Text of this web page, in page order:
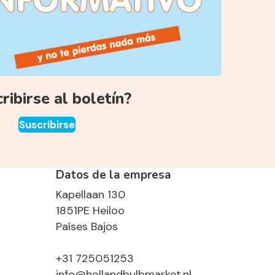
al boletín?
Suscribirse
Datos de la empresa
Kapellaan 130
1851PE Heiloo
Países Bajos
+31 725051253